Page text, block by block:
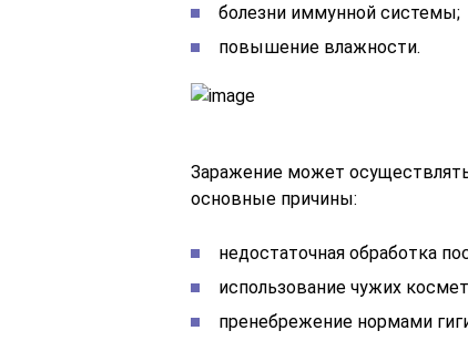
болезни иммунной системы;
повышение влажности.
Заражение может
основные причины:
недостаточная обработка
использование чужих
пренебрежение нормами